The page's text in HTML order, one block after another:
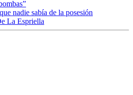
nadie sabía de la posesión
La Espriella